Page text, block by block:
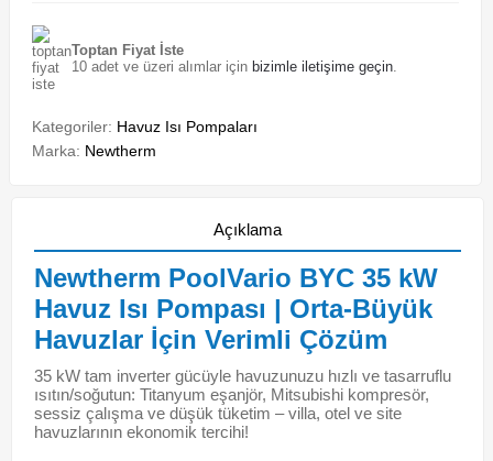
Toptan Fiyat İste
10 adet ve üzeri alımlar için bizimle iletişime geçin.
Kategoriler: Havuz Isı Pompaları
Marka: Newtherm
Açıklama
Newtherm PoolVario BYC 35 kW
Havuz Isı Pompası | Orta-Büyük
Havuzlar İçin Verimli Çözüm
35 kW tam inverter gücüyle havuzunuzu hızlı ve tasarruflu
ısıtın/soğutun: Titanyum eşanjör, Mitsubishi kompresör,
sessiz çalışma ve düşük tüketim – villa, otel ve site
havuzlarının ekonomik tercihi!